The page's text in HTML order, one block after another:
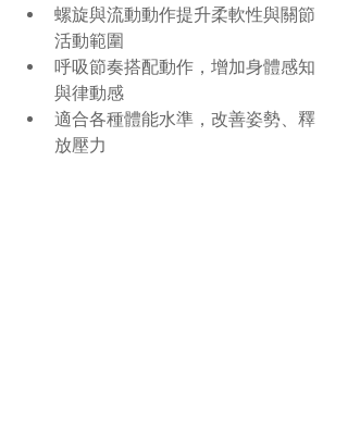
螺旋與流動動作提升柔軟性與關節
活動範圍
呼吸節奏搭配動作，增加身體感知
與律動感
適合各種體能水準，改善姿勢、釋
放壓力